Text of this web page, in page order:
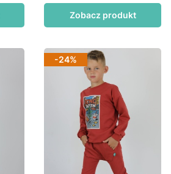
Zobacz produkt
-24%